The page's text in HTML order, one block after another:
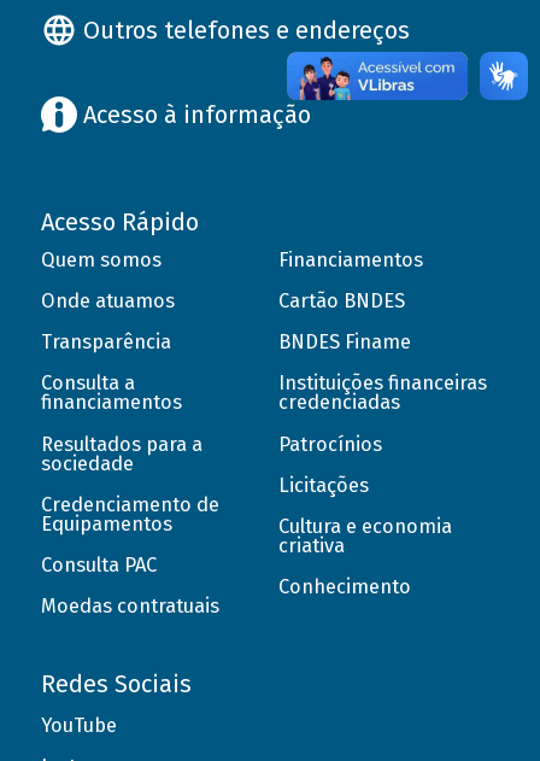
Outros telefones e endereços
Acesso à informação
Acesso Rápido
Quem somos
Onde atuamos
Transparência
Consulta a
financiamentos
Resultados para a
sociedade
Credenciamento de
Equipamentos
Consulta PAC
Moedas contratuais
Financiamentos
Cartão BNDES
BNDES Finame
Instituições financeiras
credenciadas
Patrocínios
Licitações
Cultura e economia
criativa
Conhecimento
Redes Sociais
YouTube